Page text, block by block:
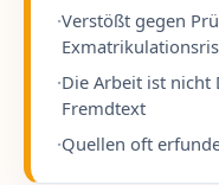
·Verstößt gegen
·Die Arbeit ist nicht
Fremdtext
·Quellen oft